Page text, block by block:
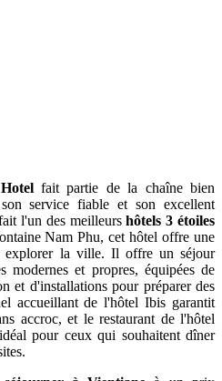
fait partie de la chaîne bien
service fiable et son excellent
l'un des meilleurshôtels 3 étoiles
Nam Phu, cet hôtel offre une
explorer la ville. Il offre un séjour
modernes et propres, équipées de
et d'installations pour préparer des
accueillant de l'hôtel Ibis garantit
accroc, et le restaurant de l'hôtel
pour ceux qui souhaitent dîner